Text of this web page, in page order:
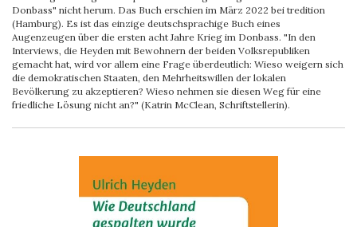
Donbass" nicht herum. Das Buch erschien im März 2022 bei tredition
(Hamburg). Es ist das einzige deutschsprachige Buch eines
Augenzeugen über die ersten acht Jahre Krieg im Donbass. "In den
Interviews, die Heyden mit Bewohnern der beiden Volksrepubliken
gemacht hat, wird vor allem eine Frage überdeutlich: Wieso weigern sich
die demokratischen Staaten, den Mehrheitswillen der lokalen
Bevölkerung zu akzeptieren? Wieso nehmen sie diesen Weg für eine
friedliche Lösung nicht an?" (Katrin McClean, Schriftstellerin).